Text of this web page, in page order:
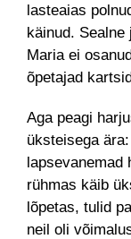
lasteaias
käinud. Sealne
Maria ei
õpetajad
Aga peagi
üksteisega
lapsevanemad
rühmas käib
lõpetas, tulid
neil oli